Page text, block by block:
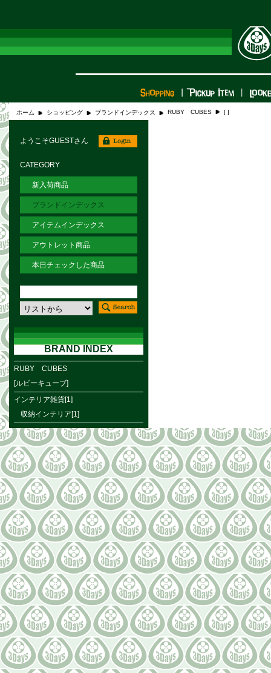
ホーム ショッピング ブランドインデックス RUBY CUBES [ ]
ようこそGUESTさん
CATEGORY
新入荷商品
ブランドインデックス
アイテムインデックス
アウトレット商品
本日チェックした商品
BRAND INDEX
RUBY CUBES
[ルビーキューブ]
インテリア雑貨[1]
収納インテリア[1]